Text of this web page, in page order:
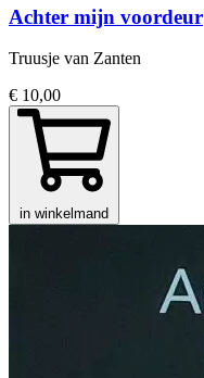
Achter mijn voordeur
Truusje van Zanten
€ 10,00
in winkelmand